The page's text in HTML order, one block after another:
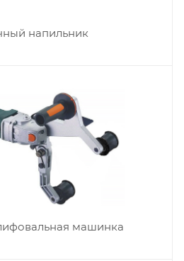
напильник
машинка